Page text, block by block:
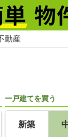
動産
一戸建てを買う
新築